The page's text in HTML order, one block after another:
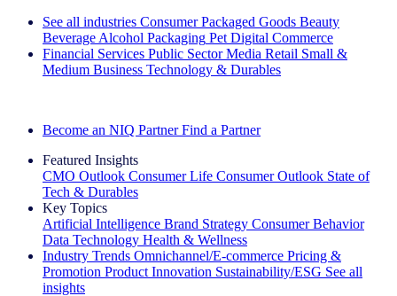
See all industries Consumer Packaged Goods Beauty
Beverage Alcohol Packaging Pet Digital Commerce
Financial Services Public Sector Media Retail Small &
Medium Business Technology & Durables
Become an NIQ Partner Find a Partner
Featured Insights
CMO Outlook Consumer Life Consumer Outlook State of
Tech & Durables
Key Topics
Artificial Intelligence Brand Strategy Consumer Behavior
Data Technology Health & Wellness
Industry Trends Omnichannel/E-commerce Pricing &
Promotion Product Innovation Sustainability/ESG See all
insights